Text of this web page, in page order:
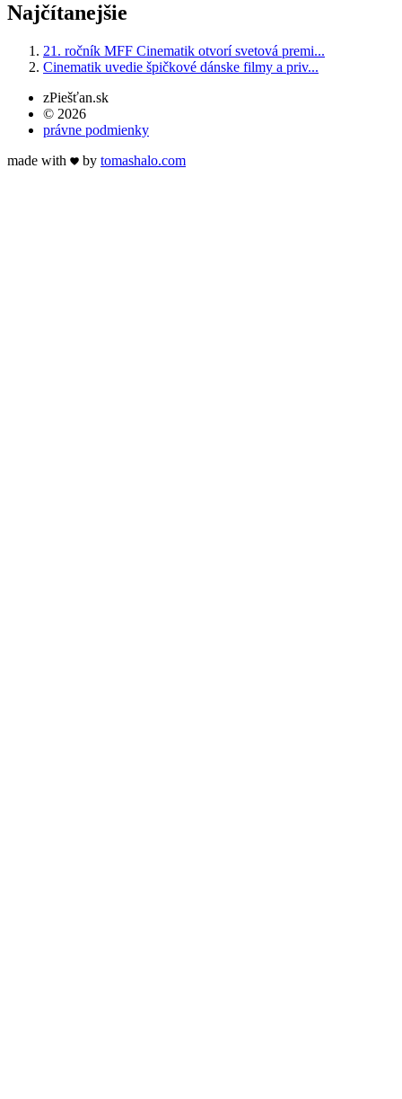
Najčítanejšie
21. ročník MFF Cinematik otvorí svetová premi...
Cinematik uvedie špičkové dánske filmy a priv...
zPiešťan.sk
© 2026
právne podmienky
made with
by tomashalo.com